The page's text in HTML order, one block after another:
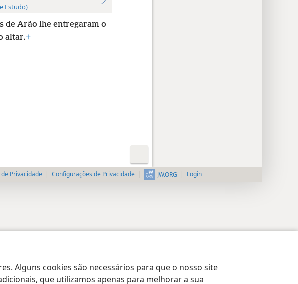
Alguns cookies são necessários para que o nosso site
que utilizamos apenas para melhorar a sua
Estudo)
de Arão lhe entregaram o
altar.+
de Privacidade Configurações de Privacidade JW.ORG Login